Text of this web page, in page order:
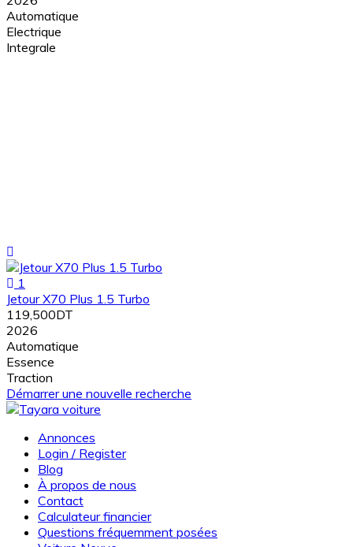
Automatique
Electrique
Integrale
1
Jetour X70 Plus 1.5 Turbo
119,500DT
2026
Automatique
Essence
Traction
Démarrer une nouvelle recherche
Annonces
Login / Register
Blog
À propos de nous
Contact
Calculateur financier
Questions fréquemment posées